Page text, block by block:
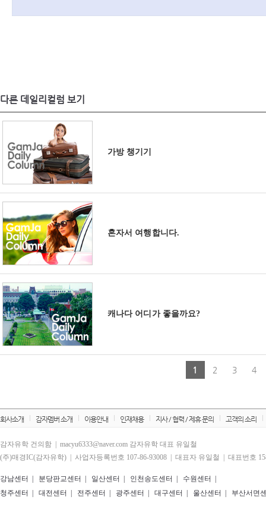
다른 데일리컬럼 보기
가방 챙기기
혼자서 여행합니다.
캐나다 어디가 좋을까요?
1 2 3 4
회사소개 감자멤버 소개 이용안내 인재채용 지사 / 협력 / 제휴 문의 고객의 소리
감자유학 건의함 | macyu6333@naver.com 감자유학 대표 유일철
(주)매경IC(감자유학) | 사업자등록번호 107-86-93008 | 대표자 유일철 | 대표번호
강남센터 분당판교센터 일산센터 인천송도센터 수원센터
청주센터
대전센터 전주센터 광주센터 대구센터 울산센터 부산서면